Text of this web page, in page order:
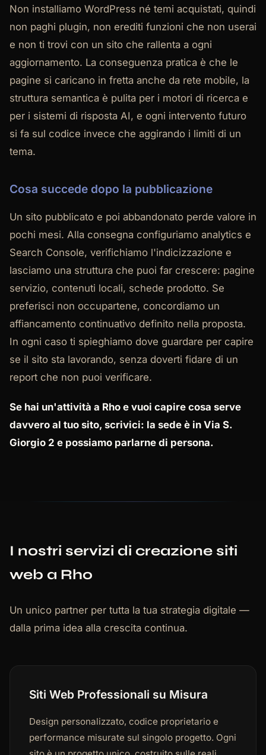
Non installiamo WordPress né temi acquistati, quindi
non paghi plugin, non erediti funzioni che non userai
e non ti trovi con un sito che rallenta a ogni
aggiornamento. La conseguenza pratica è che le
pagine si caricano in fretta anche da rete mobile, la
struttura semantica è pulita per i motori di ricerca e
per i sistemi di risposta AI, e ogni intervento futuro
si fa sul codice invece che aggirando i limiti di un
tema.
Cosa succede dopo la pubblicazione
Un sito pubblicato e poi abbandonato perde valore in
pochi mesi. Alla consegna configuriamo analytics e
Search Console, verifichiamo l'indicizzazione e
lasciamo una struttura che puoi far crescere: pagine
servizio, contenuti locali, schede prodotto. Se
preferisci non occupartene, concordiamo un
affiancamento continuativo definito nella proposta.
In ogni caso ti spieghiamo dove guardare per capire
se il sito sta lavorando, senza doverti fidare di un
report che non puoi verificare.
Se hai un'attività a Rho e vuoi capire cosa serve
davvero al tuo sito, scrivici: la sede è in Via S.
Giorgio 2 e possiamo parlarne di persona.
I nostri servizi di creazione siti
web a Rho
Un unico partner per tutta la tua strategia digitale —
dalla prima idea alla crescita continua.
Siti Web Professionali su Misura
Design personalizzato, codice proprietario e
performance misurate sul singolo progetto. Ogni